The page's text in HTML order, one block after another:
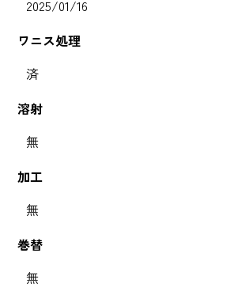
2025/01/16
ワニス処理
済
溶射
無
加工
無
巻替
無